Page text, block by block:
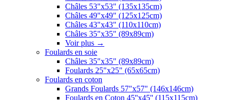
Châles 53"x53" (135x135cm)
Châles 49"x49" (125x125cm)
Châles 43"x43" (110x110cm)
Châles 35"x35" (89x89cm)
Voir plus →
Foulards en soie
Châles 35"x35" (89x89cm)
Foulards 25"x25" (65x65cm)
Foulards en coton
Grands Foulards 57"x57" (146x146cm)
Foulards en Coton 45''x45'' (115x115cm)